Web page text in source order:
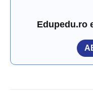
Edupedu.ro